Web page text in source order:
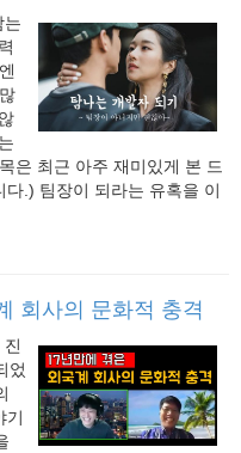
는
은 최근 아주 재미있게 본 드
.) 팀장이 되라는 유혹을 이
회사의 문화적 충격
었
기